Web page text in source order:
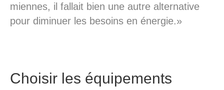
miennes, il fallait bien une autre alternative
pour diminuer les besoins en énergie.»
Choisir les équipements